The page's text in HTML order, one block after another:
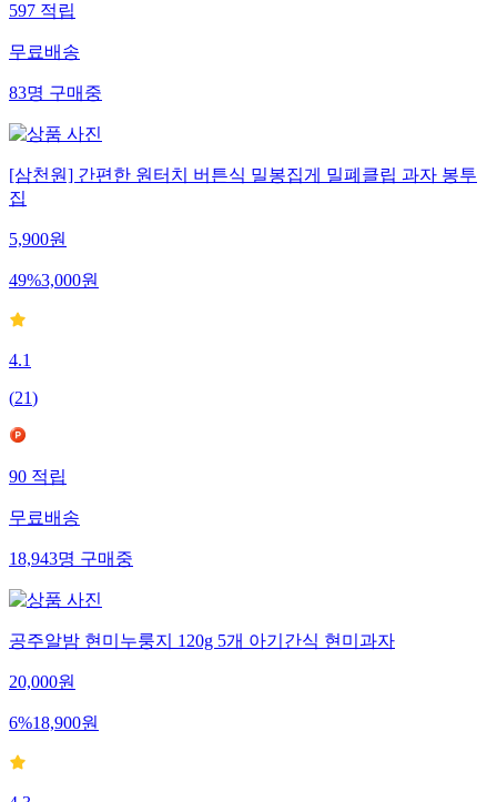
597적립
무료배송
83명구매중
[삼천원] 간편한 원터치 버튼식 밀봉집게 밀폐클립 과자 봉투
집
5,900원
49%3,000원
4.1
(21)
90적립
무료배송
18,943명구매중
공주알밤 현미누룽지 120g 5개 아기간식 현미과자
20,000원
6%18,900원